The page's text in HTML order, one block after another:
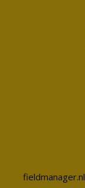
fieldmanager.nl